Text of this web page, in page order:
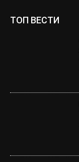
ТОП ВЕСТИ